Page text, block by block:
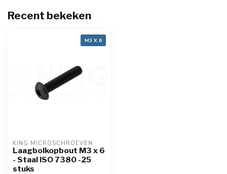
Recent bekeken
M3 X 6
KING MICROSCHROEVEN
Laagbolkopbout M3 x 6
- Staal ISO 7380 -25
stuks